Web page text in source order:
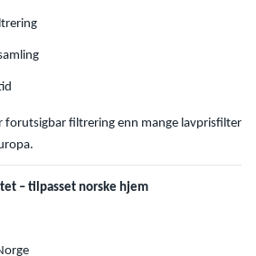
forutsigbar filtrering enn mange lavprisfilter
– tilpasset norske hjem